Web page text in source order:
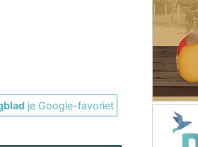
je Google-favoriet